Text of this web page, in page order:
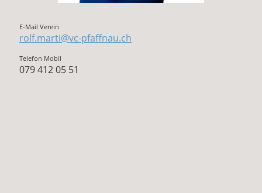
E-Mail Verein
rolf.marti@vc-pfaffnau.ch
Telefon Mobil
079 412 05 51